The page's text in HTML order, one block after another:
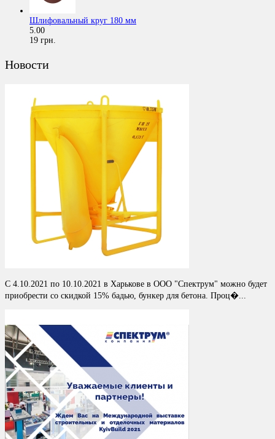
Шлифовальный круг 180 мм
5.00
19 грн.
Новости
С 4.10.2021 по 10.10.2021 в Харькове в ООО "Спектрум" можно будет
приобрести со скидкой 15% бадью, бункер для бетона. Проц�...